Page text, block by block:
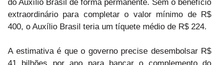
do Auxílio Brasil de forma permanente. Sem o benefício
extraordinário para completar o valor mínimo de R$
400, o Auxílio Brasil teria um tíquete médio de R$ 224.
A estimativa é que o governo precise desembolsar R$